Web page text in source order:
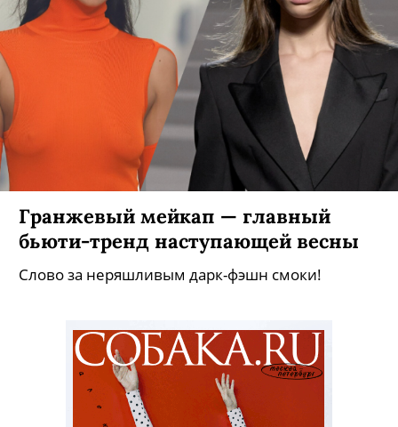
Гранжевый мейкап — главный
бьюти-тренд наступающей весны
Слово за неряшливым дарк-фэшн смоки!